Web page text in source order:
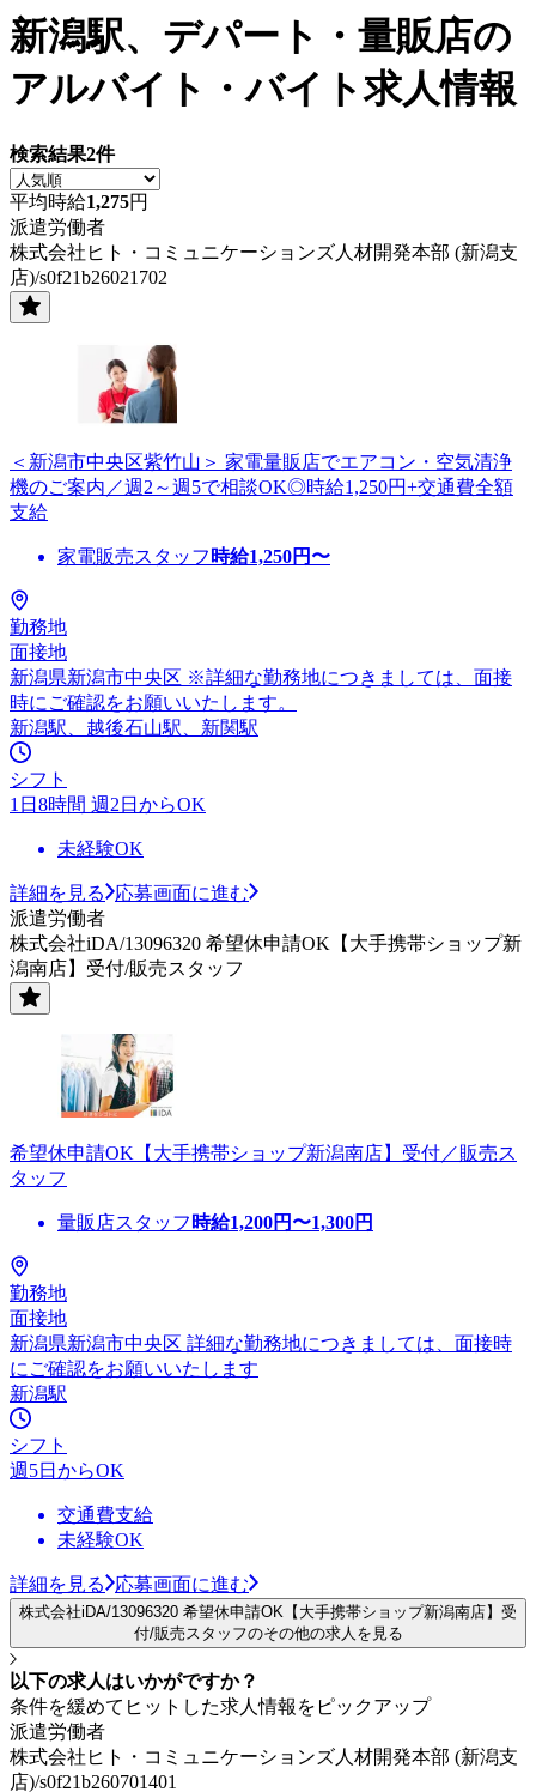
新潟駅、デパート・量販店の
アルバイト・バイト求人情報
検索結果2件
平均時給1,275円
派遣労働者
株式会社ヒト・コミュニケーションズ人材開発本部 (新潟支
店)/s0f21b26021702
＜新潟市中央区紫竹山＞ 家電量販店でエアコン・空気清浄
機のご案内／週2～週5で相談OK◎時給1,250円+交通費全額
支給
家電販売スタッフ 時給1,250円〜
勤務地
面接地
新潟県新潟市中央区 ※詳細な勤務地につきましては、面接
時にご確認をお願いいたします。
新潟駅、越後石山駅、新関駅
シフト
1日8時間 週2日からOK
未経験OK
詳細を見る
応募画面に進む
派遣労働者
株式会社iDA/13096320 希望休申請OK【大手携帯ショップ新
潟南店】受付/販売スタッフ
希望休申請OK【大手携帯ショップ新潟南店】受付／販売ス
タッフ
量販店スタッフ 時給1,200円〜1,300円
勤務地
面接地
新潟県新潟市中央区 詳細な勤務地につきましては、面接時
にご確認をお願いいたします
新潟駅
シフト
週5日からOK
交通費支給
未経験OK
詳細を見る 応募画面に進む
株式会社iDA/13096320 希望休申請OK【大手携帯ショップ新潟南店】受
付/販売スタッフのその他の求人を見る
以下の求人はいかがですか？
条件を緩めてヒットした求人情報をピックアップ
派遣労働者
株式会社ヒト・コミュニケーションズ人材開発本部 (新潟支
店)/s0f21b260701401